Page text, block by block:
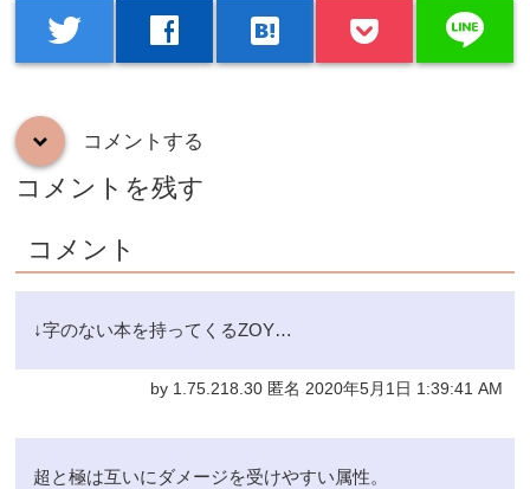
twitter facebook hatenabookmark line
down コメントする
コメントを残す
コメント
↓字のない本を持ってくるZOY…
by 1.75.218.30 匿名 2020年5月1日 1:39:41 AM
超と極は互いにダメージを受けやすい属性。